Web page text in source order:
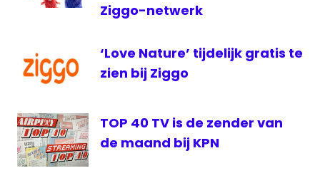
Ziggo-netwerk
‘Love Nature’ tijdelijk gratis te
zien bij Ziggo
TOP 40 TV is de zender van
de maand bij KPN